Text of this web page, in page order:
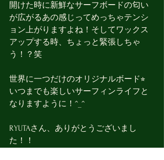
開けた時に新鮮なサーフボードの匂い
が広がるあの感じってめっちゃテンシ
ョン上がりますよね！そしてワックス
アップする時、ちょっと緊張しちゃ
う！？笑
世界に一つだけのオリジナルボード⭐︎
いつまでも楽しいサーフィンライフと
なりますように！^_^
RYUTAさん、ありがとうございまし
た！！